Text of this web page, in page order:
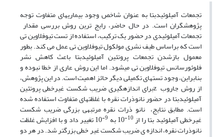
تجمعات آمیلوئیدبتا به عنوان شاخص وجود بیماری­های متفاوت توجه
پژوهشگران است. در حال حاضر، رایج ­ترین روش بررسی مقدار
تجمعات آمیلوئیدی در حضور یک ترکیب، استفاده از تست تیوفلاوین تی
است که براساس طیف نشری مولکول تیوفلاوین تی عمل می کند. بطور
معمول بازشدن تجمعات پروتئین آمیلوئیدبتا باعث کاهش نشر
فلوئورسانس تیوفلاوین تی می­شود. اما این روش عاری از خطا نبوده و
بنابراین، وجود تست­های تکمیلی دیگر حائز اهمیت است. در این پژوهش،
از روش جاروب zبرای اندازه­گیری ضریب شکست غیرخطی پروتئین
آمیلوئیدبتا در حضور نانوذرات نقره با غلظت­های متفاوت استفاده شده
است. مطابق نتایج، نانو ذرات نقره مرتبه­ی بزرگی ضریب شکست
غیرخطی آمیلوئید بتا را از 10- 10 به 9- 10 تغییر داد و با افزایش غلظت
نانوذرات نقره، اندازه­ ی ضریب شکست غیر خطی بزرگتر شد. در هر دو